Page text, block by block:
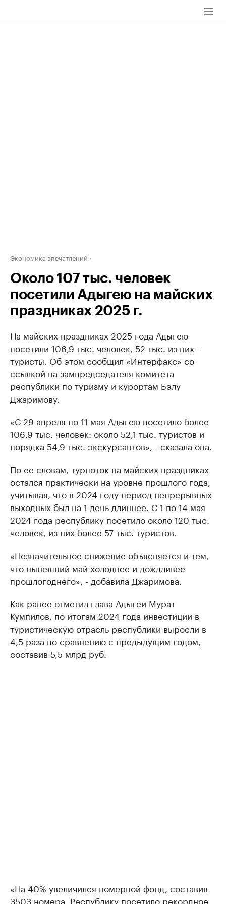
Экономика впечатлений
Около 107 тыс. человек
посетили Адыгею на майских
праздниках 2025 г.
На майских праздниках 2025 года Адыгею
посетили 106,9 тыс. человек, 52 тыс. из них –
туристы. Об этом сообщил «Интерфакс» со
ссылкой на зампредседателя комитета
республики по туризму и курортам Бэлу
Джаримову.
«С 29 апреля по 11 мая Адыгею посетило более
106,9 тыс. человек: около 52,1 тыс. туристов и
порядка 54,9 тыс. экскурсантов», - сказала она.
По ее словам, турпоток на майских праздниках
остался практически на уровне прошлого года,
учитывая, что в 2024 году период непрерывных
выходных был на 1 день длиннее. С 1 по 14 мая
2024 года республику посетило около 120 тыс.
человек, из них более 57 тыс. туристов.
«Незначительное снижение объясняется и тем,
что нынешний май холоднее и дождливее
прошлогоднего», - добавила Джаримова.
Как ранее отметил глава Адыгеи Мурат
Кумпилов, по итогам 2024 года инвестиции в
туристическую отрасль республики выросли в
4,5 раза по сравнению с предыдущим годом,
составив 5,5 млрд руб.
«На 40% увеличился номерной фонд, составив
3503 номера. Республику посетило рекордное